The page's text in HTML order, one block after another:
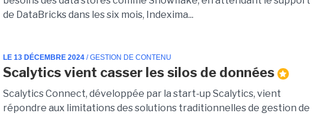
de DataBricks dans les six mois, Indexima...
LE 13 DÉCEMBRE 2024 / GESTION DE CONTENU
Scalytics vient casser les silos de données
Scalytics Connect, développée par la start-up Scalytics, vient
répondre aux limitations des solutions traditionnelles de gestion de